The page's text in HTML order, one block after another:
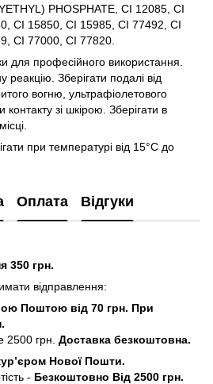
PHOSPHATE, CI 12085, CI
CI 15850, CI 15985, CI 77492, CI
CI 77000, CI 77820.
для професійного використання.
реакцію. Зберігати подалі від
вогню, ультрафіолетового
зі шкірою. Зберігати в
при температурі від 15°C до
Оплата Відгуки
350 грн.
відправлення:
Поштою від 70 грн. При
2500 грн. Доставка безкоштовна.
Нової Пошти.
- Безкоштовно Від 2500 грн.